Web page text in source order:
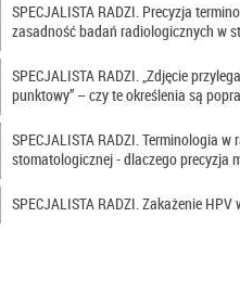
SPECJALISTA RADZI. Precyzja
zasadność badań radiologicznych w
SPECJALISTA RADZI. „Zdjęcie
punktowy” – czy te określenia są
SPECJALISTA RADZI. Terminologia w
stomatologicznej - dlaczego precyzja
SPECJALISTA RADZI. Zakażenie HPV